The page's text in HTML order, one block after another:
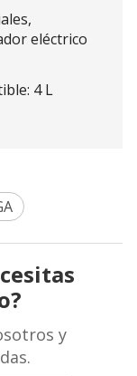
eléctrico
4 L
y